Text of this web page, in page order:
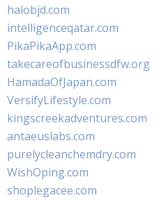
halobjd.com
intelligenceqatar.com
PikaPikaApp.com
takecareofbusinessdfw.org
HamadaOfJapan.com
VersifyLifestyle.com
kingscreekadventures.com
antaeuslabs.com
purelycleanchemdry.com
WishOping.com
shoplegacee.com